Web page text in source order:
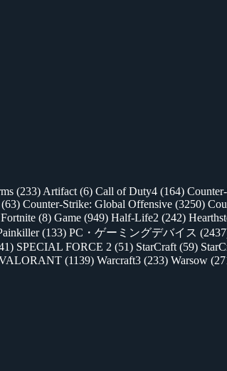
(233) Artifact (6) Call of Duty4 (164)
(63) Counter-Strike: Global Offensive (3250)
Fortnite (8) Game (949) Half-Life2 (242)
(133) PC・ゲーミングデバイス
SPECIAL FORCE 2 (51) StarCraft (59)
(1139) Warcraft3 (233) Warsow